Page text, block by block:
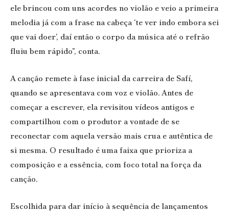
ele brincou com uns acordes no violão e veio a primeira
melodia já com a frase na cabeça ‘te ver indo embora sei
que vai doer’, daí então o corpo da música até o refrão
fluiu bem rápido”, conta.
A canção remete à fase inicial da carreira de Safí,
quando se apresentava com voz e violão. Antes de
começar a escrever, ela revisitou vídeos antigos e
compartilhou com o produtor a vontade de se
reconectar com aquela versão mais crua e autêntica de
si mesma. O resultado é uma faixa que prioriza a
composição e a essência, com foco total na força da
canção.
Escolhida para dar início à sequência de lançamentos